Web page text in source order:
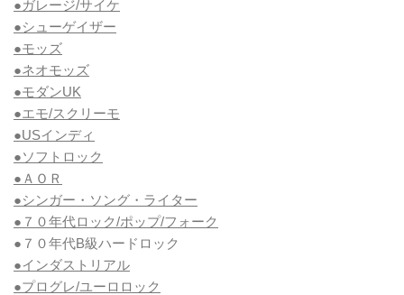
●ガレージ/サイケ
●シューゲイザー
●モッズ
●ネオモッズ
●モダンUK
●エモ/スクリーモ
●USインディ
●ソフトロック
●ＡＯＲ
●シンガー・ソング・ライター
●７０年代ロック/ポップ/フォーク
●７０年代B級ハードロック
●インダストリアル
●プログレ/ユーロロック